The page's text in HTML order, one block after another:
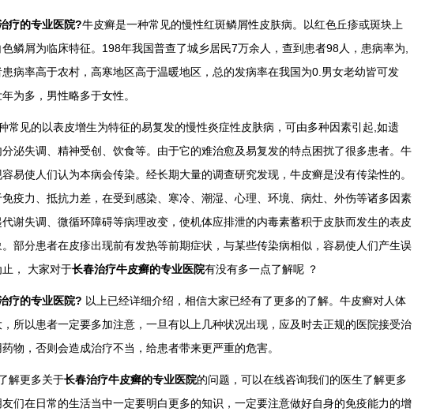
疗的专业医院?牛皮癣是一种常见的慢性红斑鳞屑性皮肤病。以红色丘疹或斑块上
鳞屑为临床特征。198年我国普查了城乡居民7万余人，查到患者98人，患病率为,
病率高于农村，高寒地区高于温暖地区，总的发病率在我国为0.男女老幼皆可发
为多，男性略多于女性。
常见的以表皮增生为特征的易复发的慢性炎症性皮肤病，可由多种因素引起,如遗
泌失调、精神受创、饮食等。由于它的难治愈及易复发的特点困扰了很多患者。牛
易使人们认为本病会传染。经长期大量的调查研究发现，牛皮癣是没有传染性的。
疫力、抵抗力差，在受到感染、寒冷、潮湿、心理、环境、病灶、外伤等诸多因素
谢失调、微循环障碍等病理改变，使机体应排泄的内毒素蓄积于皮肤而发生的表皮
部分患者在皮疹出现前有发热等前期症状，与某些传染病相似，容易使人们产生误
， 大家对于长春治疗牛皮癣的专业医院有没有多一点了解呢 ？
疗的专业医院? 以上已经详细介绍，相信大家已经有了更多的了解。牛皮癣对人体
所以患者一定要多加注意，一旦有以上几种状况出现，应及时去正规的医院接受治
物，否则会造成治疗不当，给患者带来更严重的危害。
解更多关于长春治疗牛皮癣的专业医院的问题，可以在线咨询我们的医生了解更多
们在日常的生活当中一定要明白更多的知识，一定要注意做好自身的免疫能力的增